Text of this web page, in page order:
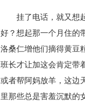
挂了电话，就又想起
好？想起那一个月住的
洛桑仁增他们摘得黄豆
班长才让加这会肯定带
或者帮阿妈放羊，这边
里那些总是害羞沉默的